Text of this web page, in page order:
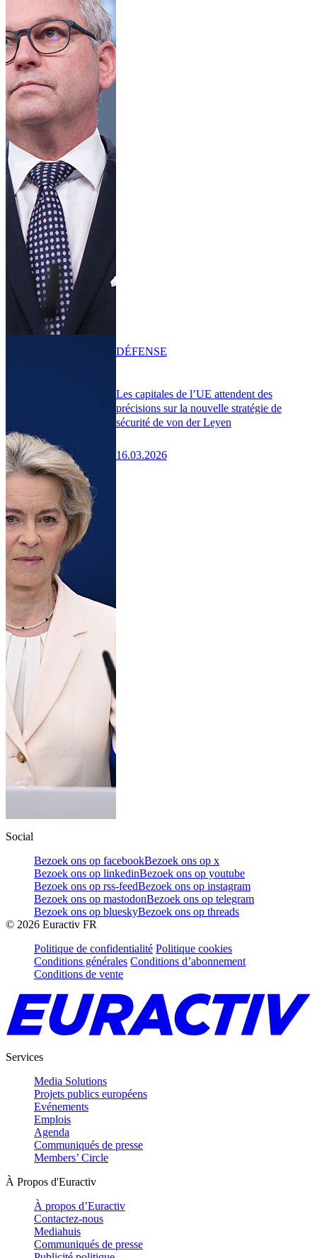
Les capitales de l’UE attendent des
précisions sur la nouvelle stratégie de
sécurité de von der Leyen
16.03.2026
DÉFENSE
Social
Bezoek ons op facebookBezoek ons op x
Bezoek ons op linkedinBezoek ons op youtube
Bezoek ons op rss-feedBezoek ons op instagram
Bezoek ons op mastodonBezoek ons op telegram
Bezoek ons op blueskyBezoek ons op threads
© 2026 Euractiv FR
Politique de confidentialité Politique cookies
Conditions générales Conditions d’abonnement
Conditions de vente
Services
Media Solutions
Projets publics européens
Evénements
Emplois
Agenda
Communiqués de presse
Members’ Circle
À Propos d'Euractiv
À propos d’Euractiv
Contactez-nous
Mediahuis
Communiqués de presse